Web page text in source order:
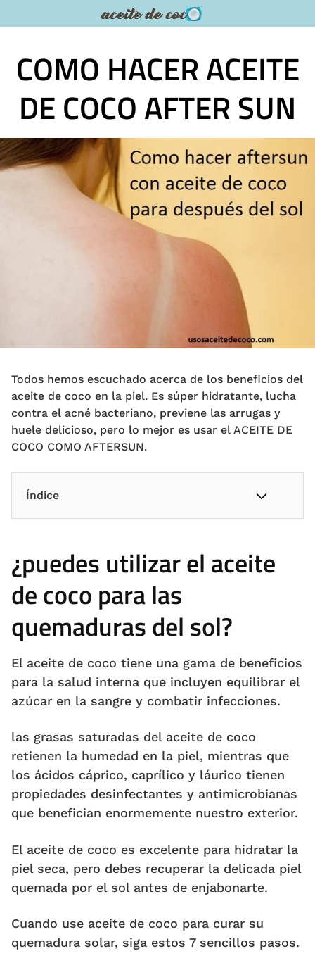
al
COMO HACER ACEITE
DE COCO AFTER SUN
Todos hemos escuchado acerca de los beneficios del
aceite de coco en la piel. Es súper hidratante, lucha
contra el acné bacteriano, previene las arrugas y
huele delicioso, pero lo mejor es usar el ACEITE DE
COCO COMO AFTERSUN.
Índice
¿puedes utilizar el aceite
de coco para las
quemaduras del sol?
El aceite de coco tiene una gama de beneficios
para la salud interna que incluyen equilibrar el
azúcar en la sangre y combatir infecciones.
las grasas saturadas del aceite de coco
retienen la humedad en la piel, mientras que
los ácidos cáprico, caprílico y láurico tienen
propiedades desinfectantes y antimicrobianas
que benefician enormemente nuestro exterior.
El aceite de coco es excelente para hidratar la
piel seca, pero debes recuperar la delicada piel
quemada por el sol antes de enjabonarte.
Cuando use aceite de coco para curar su
quemadura solar, siga estos 7 sencillos pasos.